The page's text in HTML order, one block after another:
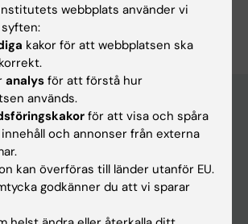
webbplats använder vi
kakor för att webbplatsen ska
analys för att förstå hur
används.
för att visa och spåra
och annonser från externa
kan överföras till länder utanför EU.
godkänner du att vi sparar